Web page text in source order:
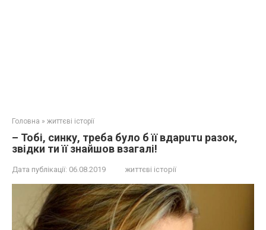
Головна » життєві історії
– Тобі, синку, треба було б її вдapuтu разок,
звідки ти її знайшов взагалі!
Дата публікації: 06.08.2019 життєві історії